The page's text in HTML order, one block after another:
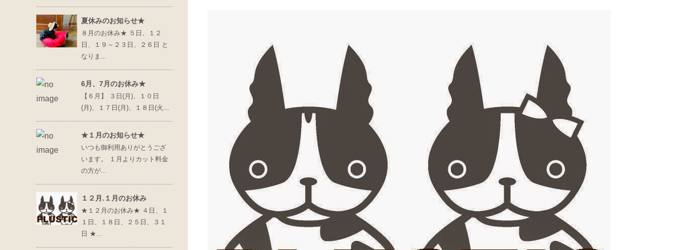
夏休みのお知らせ★
８月のお休み★ ５日、１２
日、１９～２３日、２６日 と
なりま...
6月、7月のお休み★
【６月】 ３日(月)、１０日
(月)、１７日(月)、１８日(火...
★１月のお知らせ★
いつも御利用ありがとうござ
います。 １月よりカット料金
の方が...
１２月.１月のお休み
★１２月のお休み★ ４日、１
１日、１８日、２５日、３１
日 ★...